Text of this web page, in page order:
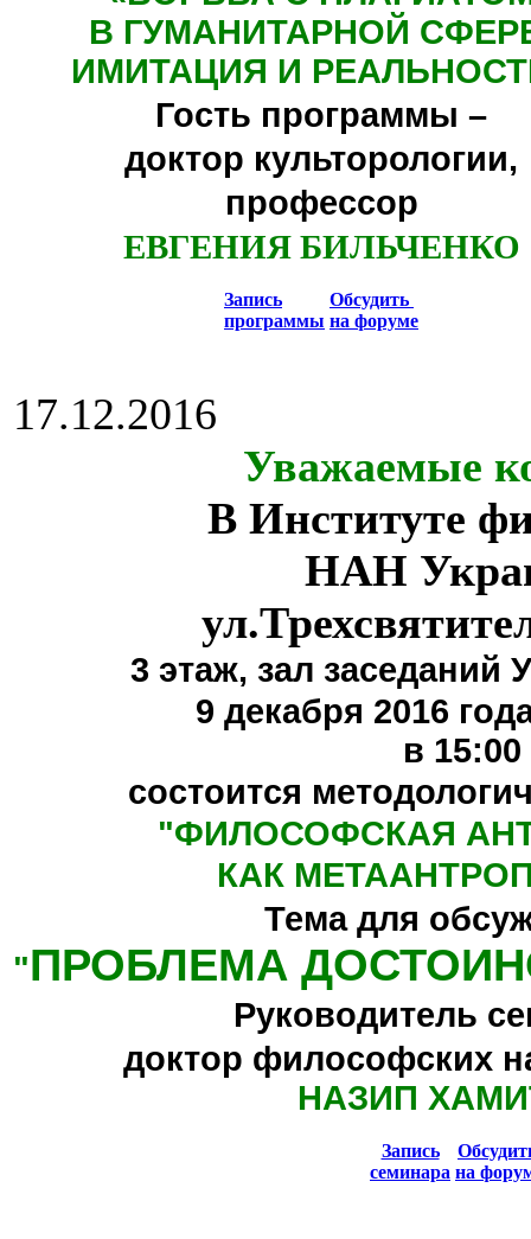
В ГУМАНИТАРНОЙ
ИМИТАЦИЯ И
Гость программы –
доктор культорологии,
профессор
ЕВГЕНИЯ БИЛЬЧЕНКО
Запись
программы
Обсудить
на форуме
17.12.2016
Уважаемые
В Институте
НАН
3 этаж, зал заседаний
9 декабря 2016
в 15:00
состоится
"ФИЛОСОФСКАЯ
КАК
Тема для
"ПРОБЛЕМА
Руководитель
доктор философских
НАЗИП
Запись
семинара на